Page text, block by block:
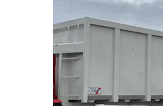
professionnel de la
location s'adapte à vos
bennes de différentes
votre disposition pour
location rapide et
un simple appel, nous
de 38780, vous